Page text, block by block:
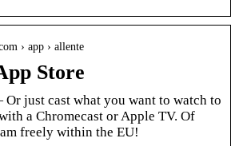
› app › allente
Store
just cast what you want to watch to
a Chromecast or Apple TV. Of
freely within the EU!